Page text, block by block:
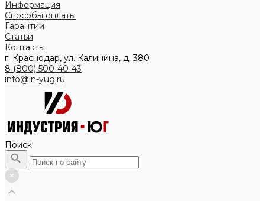
Информация
Способы оплаты
Гарантии
Статьи
Контакты
г. Краснодар, ул. Калинина, д. 380
8 (800) 500-40-43
info@in-yug.ru
Поиск